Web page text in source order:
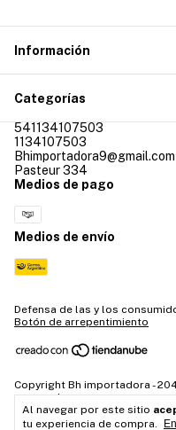
Al navegar por este sitio
tu experiencia de compra.
Información
Categorías
541134107503
1134107503
Bhimportadora9@gmail.com
Pasteur 334
Medios de pago
Medios de envío
Defensa de las y los
Botón de arrepentimiento
Copyright Bh importadora -
reservados.